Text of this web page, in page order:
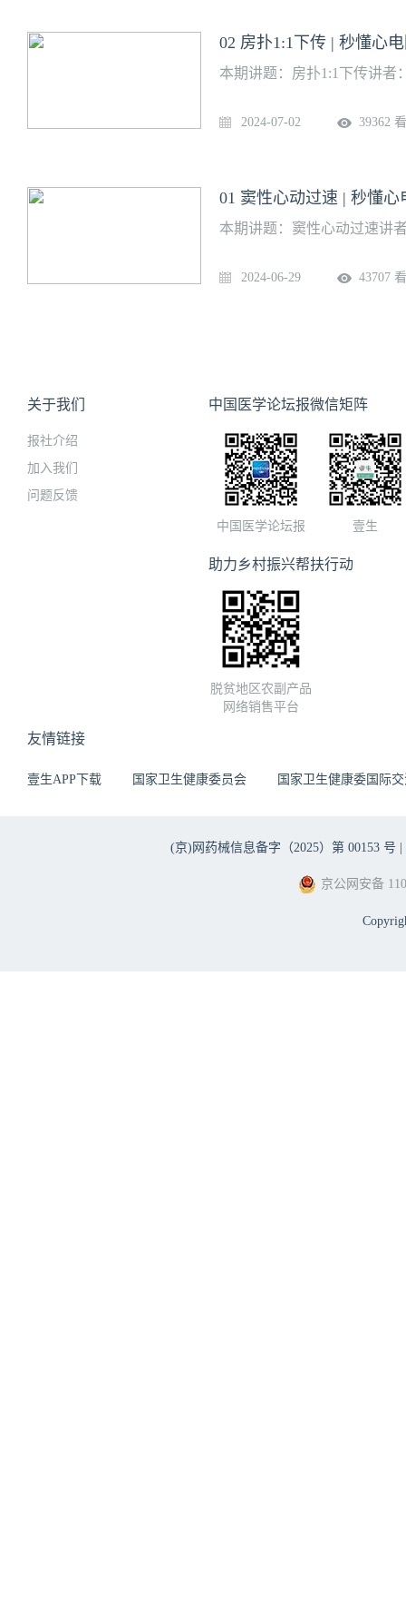
02 房扑1:1下传 | 秒懂心
本期讲题：房扑1:1下传讲者
2024-07-02 39362
01 窦性心动过速 | 秒懂心
本期讲题：窦性心动过速讲
2024-06-29 43707
关于我们
报社介绍
加入我们
问题反馈
中国医学论坛报微信矩阵
中国医学论坛报 壹生
助力乡村振兴帮扶行动
脱贫地区农副产品
网络销售平台
友情链接
壹生APP下载 国家卫生健康委员会 国家卫生健康委国际
(京)网药械信息备字（2025）第 00153 号 |
京公网安备